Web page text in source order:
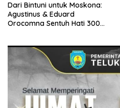
Dari Bintuni untuk Moskona:
Agustinus & Eduard
Orocomna Sentuh Hati 300